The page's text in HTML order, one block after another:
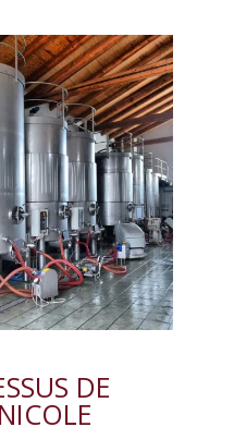
DE